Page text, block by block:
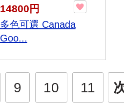
14800円
多色可選 Canada
Goo...
9 10 11